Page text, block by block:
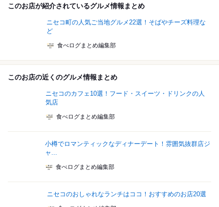
このお店が紹介されているグルメ情報まとめ
ニセコ町の人気ご当地グルメ22選！そばやチーズ料理な
ど
食べログまとめ編集部
このお店の近くのグルメ情報まとめ
ニセコのカフェ10選！フード・スイーツ・ドリンクの人
気店
食べログまとめ編集部
小樽でロマンティックなディナーデート！雰囲気抜群店ジ
ャ...
食べログまとめ編集部
ニセコのおしゃれなランチはココ！おすすめのお店20選